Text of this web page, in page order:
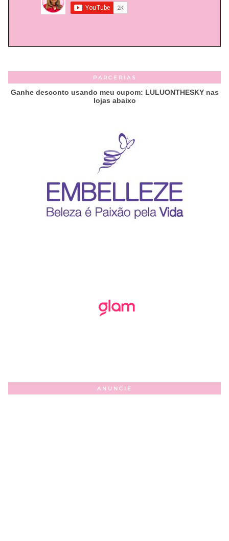
PARCERIAS
Ganhe desconto usando meu cupom: LULUONTHESKY nas
lojas abaixo
ANUNCIE